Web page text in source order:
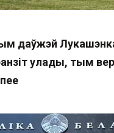
даўжэй
улады, тым